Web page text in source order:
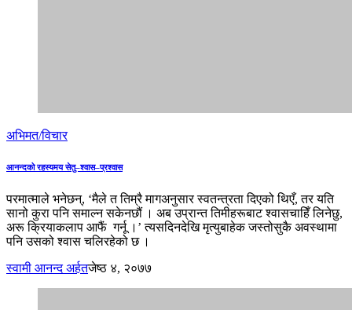
अभिमत/विचार
आनन्दको रहस्यमय सेतु–श्वास–प्रश्वास
परमात्माले भनेछन्, ‘मैले त तिम्रै मागअनुसार स्वतन्त्रता दिएको थिएँ, तर यति
सानो कुरा पनि समाल्न सकेनछौं । अब उप्रान्त तिमीहरूबाट श्वासचाहिँ लिनेछु,
अरू क्रियाकलाप आफैं गर्नू ।’ त्यसदिनदेखि मृत्युबाहेक जस्तोसुकै अवस्थामा
पनि उसको श्वास चलिरहेको छ ।
स्वामी आनन्द अर्हतजेष्ठ ४, २०७७